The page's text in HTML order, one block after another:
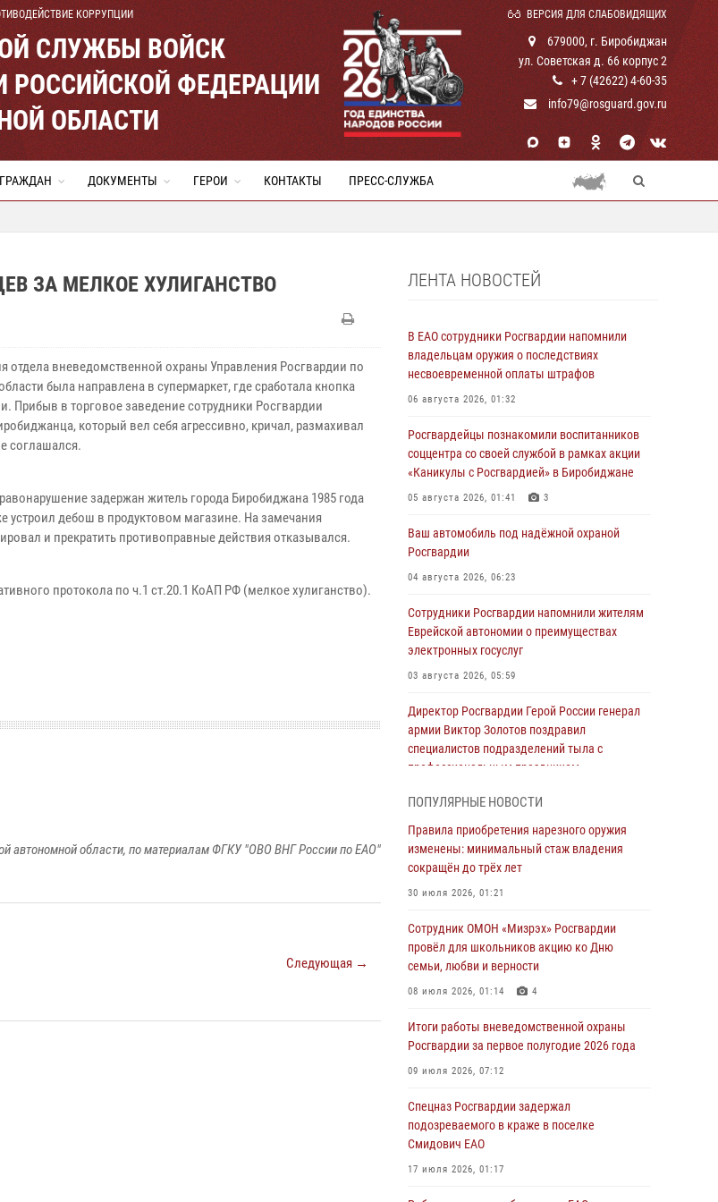
КОРРУПЦИИ ВЕРСИЯ ДЛЯ СЛАБОВИДЯЩИХ
СЛУЖБЫ ВОЙСК
РОССИЙСКОЙ ФЕДЕРАЦИИ
ОБЛАСТИ
679000, г. Биробиджан
ул. Советская д. 66 корпус 2
+ 7 (42622) 4-60-35
info79@rosguard.gov.ru
ДОКУМЕНТЫ ГЕРОИ КОНТАКТЫ ПРЕСС-СЛУЖБА
ЗА МЕЛКОЕ ХУЛИГАНСТВО
отдела вневедомственной охраны Управления Росгвардии по
была направлена в супермаркет, где сработала кнопка
Прибыв в торговое заведение сотрудники Росгвардии
который вел себя агрессивно, кричал, размахивал
соглашался.
задержан житель города Биробиджана 1985 года
устроил дебош в продуктовом магазине. На замечания
и прекратить противоправные действия отказывался.
протокола по ч.1 ст.20.1 КоАП РФ (мелкое хулиганство).
автономной области, по материалам ФГКУ "ОВО ВНГ России по ЕАО"
Следующая →
ЛЕНТА НОВОСТЕЙ
В ЕАО сотрудники Росгвардии напомнили
владельцам оружия о последствиях
несвоевременной оплаты штрафов
06 августа 2026, 01:32
Росгвардейцы познакомили воспитанников
соццентра со своей службой в рамках акции
«Каникулы с Росгвардией» в Биробиджане
05 августа 2026, 01:41 3
Ваш автомобиль под надёжной охраной
Росгвардии
04 августа 2026, 06:23
Сотрудники Росгвардии напомнили жителям
Еврейской автономии о преимуществах
электронных госуслуг
03 августа 2026, 05:59
Директор Росгвардии Герой России генерал
армии Виктор Золотов поздравил
специалистов подразделений тыла с
профессиональным праздником
1 августа – День дежурной службы войск
национальной гвардии Российской
Федерации
01 августа 2026, 10:21
В Росгвардии вспоминают российских
воинов, погибших в Первой мировой войне
1914-1918 годов
01 августа 2026, 10:19
Внесены изменения в правила проведения
контрольного отстрела гражданского оружия
31 июля 2026, 01:48
Правила приобретения нарезного оружия
изменены: минимальный стаж владения
сокращён до трёх лет
30 июля 2026, 01:21
ПОПУЛЯРНЫЕ НОВОСТИ
Правила приобретения нарезного оружия
изменены: минимальный стаж владения
сокращён до трёх лет
30 июля 2026, 01:21
Сотрудник ОМОН «Мизрэх» Росгвардии
провёл для школьников акцию ко Дню
семьи, любви и верности
08 июля 2026, 01:14 4
Итоги работы вневедомственной охраны
Росгвардии за первое полугодие 2026 года
09 июля 2026, 07:12
Спецназ Росгвардии задержал
подозреваемого в краже в поселке
Смидович ЕАО
17 июля 2026, 01:17